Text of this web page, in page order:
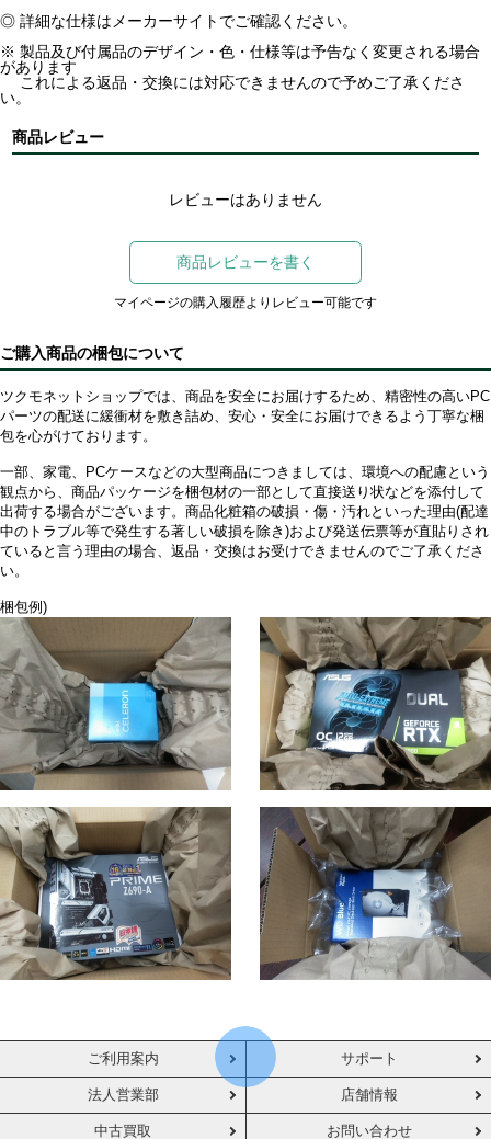
◎ 詳細な仕様はメーカーサイトでご確認ください。
※ 製品及び付属品のデザイン・色・仕様等は予告なく変更される場合
があります
これによる返品・交換には対応できませんので予めご了承くださ
い。
商品レビュー
レビューはありません
商品レビューを書く
マイページの購入履歴よりレビュー可能です
ご購入商品の梱包について
ツクモネットショップでは、商品を安全にお届けするため、精密性の高いPC
パーツの配送に緩衝材を敷き詰め、安心・安全にお届けできるよう丁寧な梱
包を心がけております。
一部、家電、PCケースなどの大型商品につきましては、環境への配慮という
観点から、商品パッケージを梱包材の一部として直接送り状などを添付して
出荷する場合がございます。商品化粧箱の破損・傷・汚れといった理由(配達
中のトラブル等で発生する著しい破損を除き)および発送伝票等が直貼りされ
ていると言う理由の場合、返品・交換はお受けできませんのでご了承くださ
い。
梱包例)
ご利用案内 サポート
法人営業部 店舗情報
中古買取 お問い合わせ